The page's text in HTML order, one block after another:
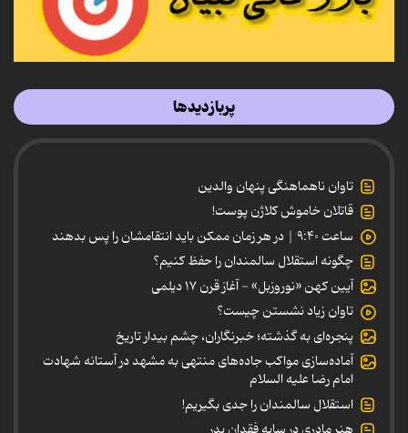
پربازدیدها
تاوان ناهماهنگی پنهان والدین
قاتلان خاموش کلاژن پوست!
ساعت ۹:۴۰ | در هر زمان ممکن باید انتقامشان را پس بدهند
چگونه استقلال سالمندان را حفظ کنیم؟
آیین کهن «نوروزبل» - آغاز قرن ۱۷ دیلمی
تاوان زیاد نشستن چیست؟
پنجره‌ای به گذشته؛ خبرنگاران، چشم بیدار تاریخ
آماده‌سازی مواکب جاده‌های منتهی به مشهد در آستانه شهادت
امام رضا علیه السلام
استقلال سالمندان را جدی بگیریم!